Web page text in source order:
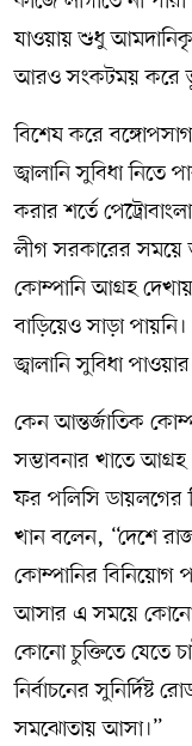
যাওয়ায় শুধু
আরও সংকটময় করে
বিশেষ করে
জ্বালানি সুবিধা নিতে
করার শর্তে
লীগ সরকারের সময়ে
কোম্পানি আগ্রহ
বাড়িয়েও সাড়া
জ্বালানি সুবিধা
কেন আন্তর্জাতিক
সম্ভাবনার খাতে আগ্রহ
ফর পলিসি ডায়লগের
খান বলেন, “দেশে
কোম্পানির বিনিয়োগ
আসার এ সময়ে কোনো
কোনো চুক্তিতে যেতে
নির্বাচনের
সমঝোতায় আসা।”